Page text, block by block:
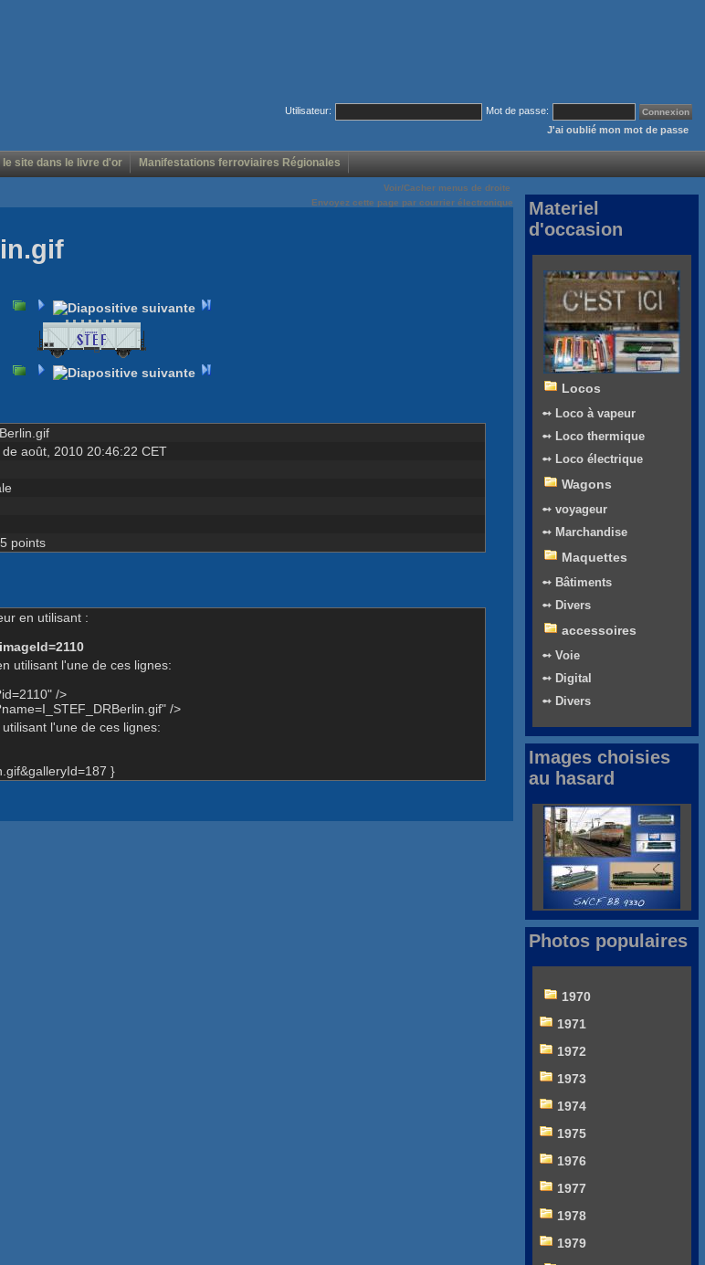
Utilisateur:
Mot de passe:
J'ai oublié mon mot de passe
site dans le livre d'or Manifestations ferroviaires Régionales
Voir/Cacher menus de droite
Envoyez cette page par courrier électronique
août, 2010 20:46:22 CET
en utilisant :
utilisant l'une de ces lignes:
/>
/>
l'une de ces lignes:
}
Materiel
d'occasion
Locos
➻ Loco à vapeur
➻ Loco thermique
➻ Loco électrique
Wagons
➻ voyageur
➻ Marchandise
Maquettes
➻ Bâtiments
➻ Divers
accessoires
➻ Voie
➻ Digital
➻ Divers
Images choisies
au hasard
Photos populaires
1970
1971
1972
1973
1974
1975
1976
1977
1978
1979